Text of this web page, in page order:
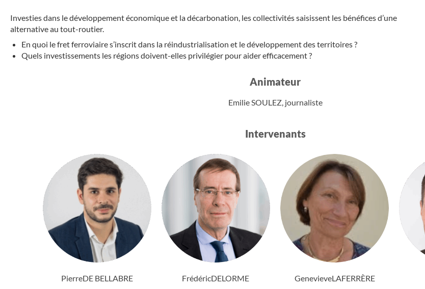
Investies dans le développement économique et la décarbonation, les collectivités saisissent les bénéfices d’une
alternative au tout-routier.
En quoi le fret ferroviaire s’inscrit dans la réindustrialisation et le développement des territoires ?
Quels investissements les régions doivent-elles privilégier pour aider efficacement ?
Animateur
Emilie SOULEZ, journaliste
Intervenants
PierreDE BELLABRE FrédéricDELORME GenevieveLAFERRÈRE